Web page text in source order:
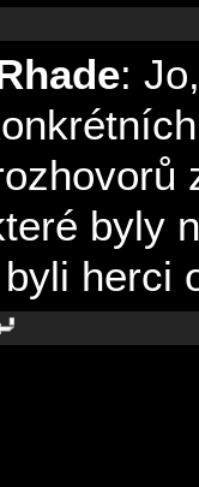
:
byly
herci